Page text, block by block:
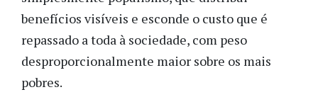
benefícios visíveis e esconde o custo que é
repassado a toda à sociedade, com peso
desproporcionalmente maior sobre os mais
pobres.